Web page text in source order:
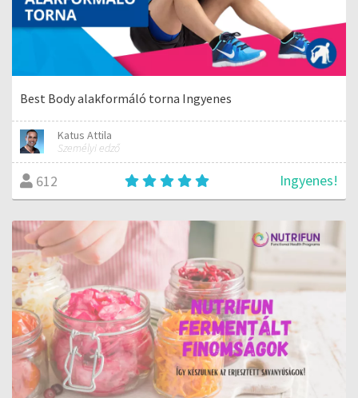
Best Body alakformáló torna Ingyenes
Katus Attila
Személyi edző
612 Ingyenes!